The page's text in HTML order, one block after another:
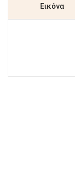
Εικόνα